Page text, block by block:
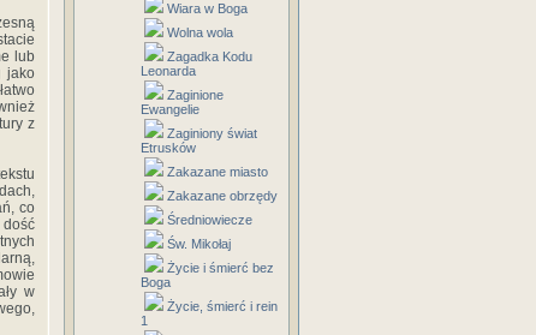
lub
jako
z
co
dość
w
Wiara w Boga
Wolna wola
Zagadka Kodu
Leonarda
Zaginione
Ewangelie
Zaginiony świat
Etrusków
Zakazane miasto
Zakazane obrzędy
Średniowiecze
Św. Mikołaj
Życie i śmierć bez
Boga
Życie, śmierć i rein
1